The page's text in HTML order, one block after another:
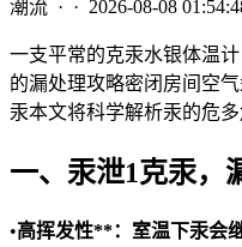
潮流 · · 2026-08-08
一支平常的克汞水银体温
的漏处理攻略密闭房间空
汞本文将科学解析汞的危
一、汞泄1克汞，
•高挥发性**：室温下汞会